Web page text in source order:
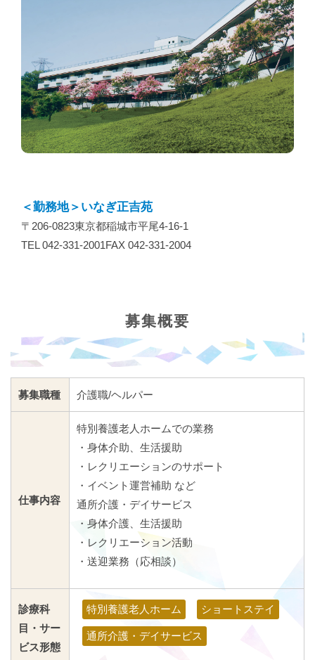
＜勤務地＞いなぎ正吉苑
〒206-0823東京都稲城市平尾4-16-1
TEL 042-331-2001FAX 042-331-2004
募集概要
募集職種 介護職/ヘルパー
仕事内容
特別養護老人ホームでの業務
・身体介助、生活援助
・レクリエーションのサポート
・イベント運営補助 など
通所介護・デイサービス
・身体介護、生活援助
・レクリエーション活動
・送迎業務（応相談）
診療科
目・サー
ビス形態
特別養護老人ホーム ショートステイ
通所介護・デイサービス